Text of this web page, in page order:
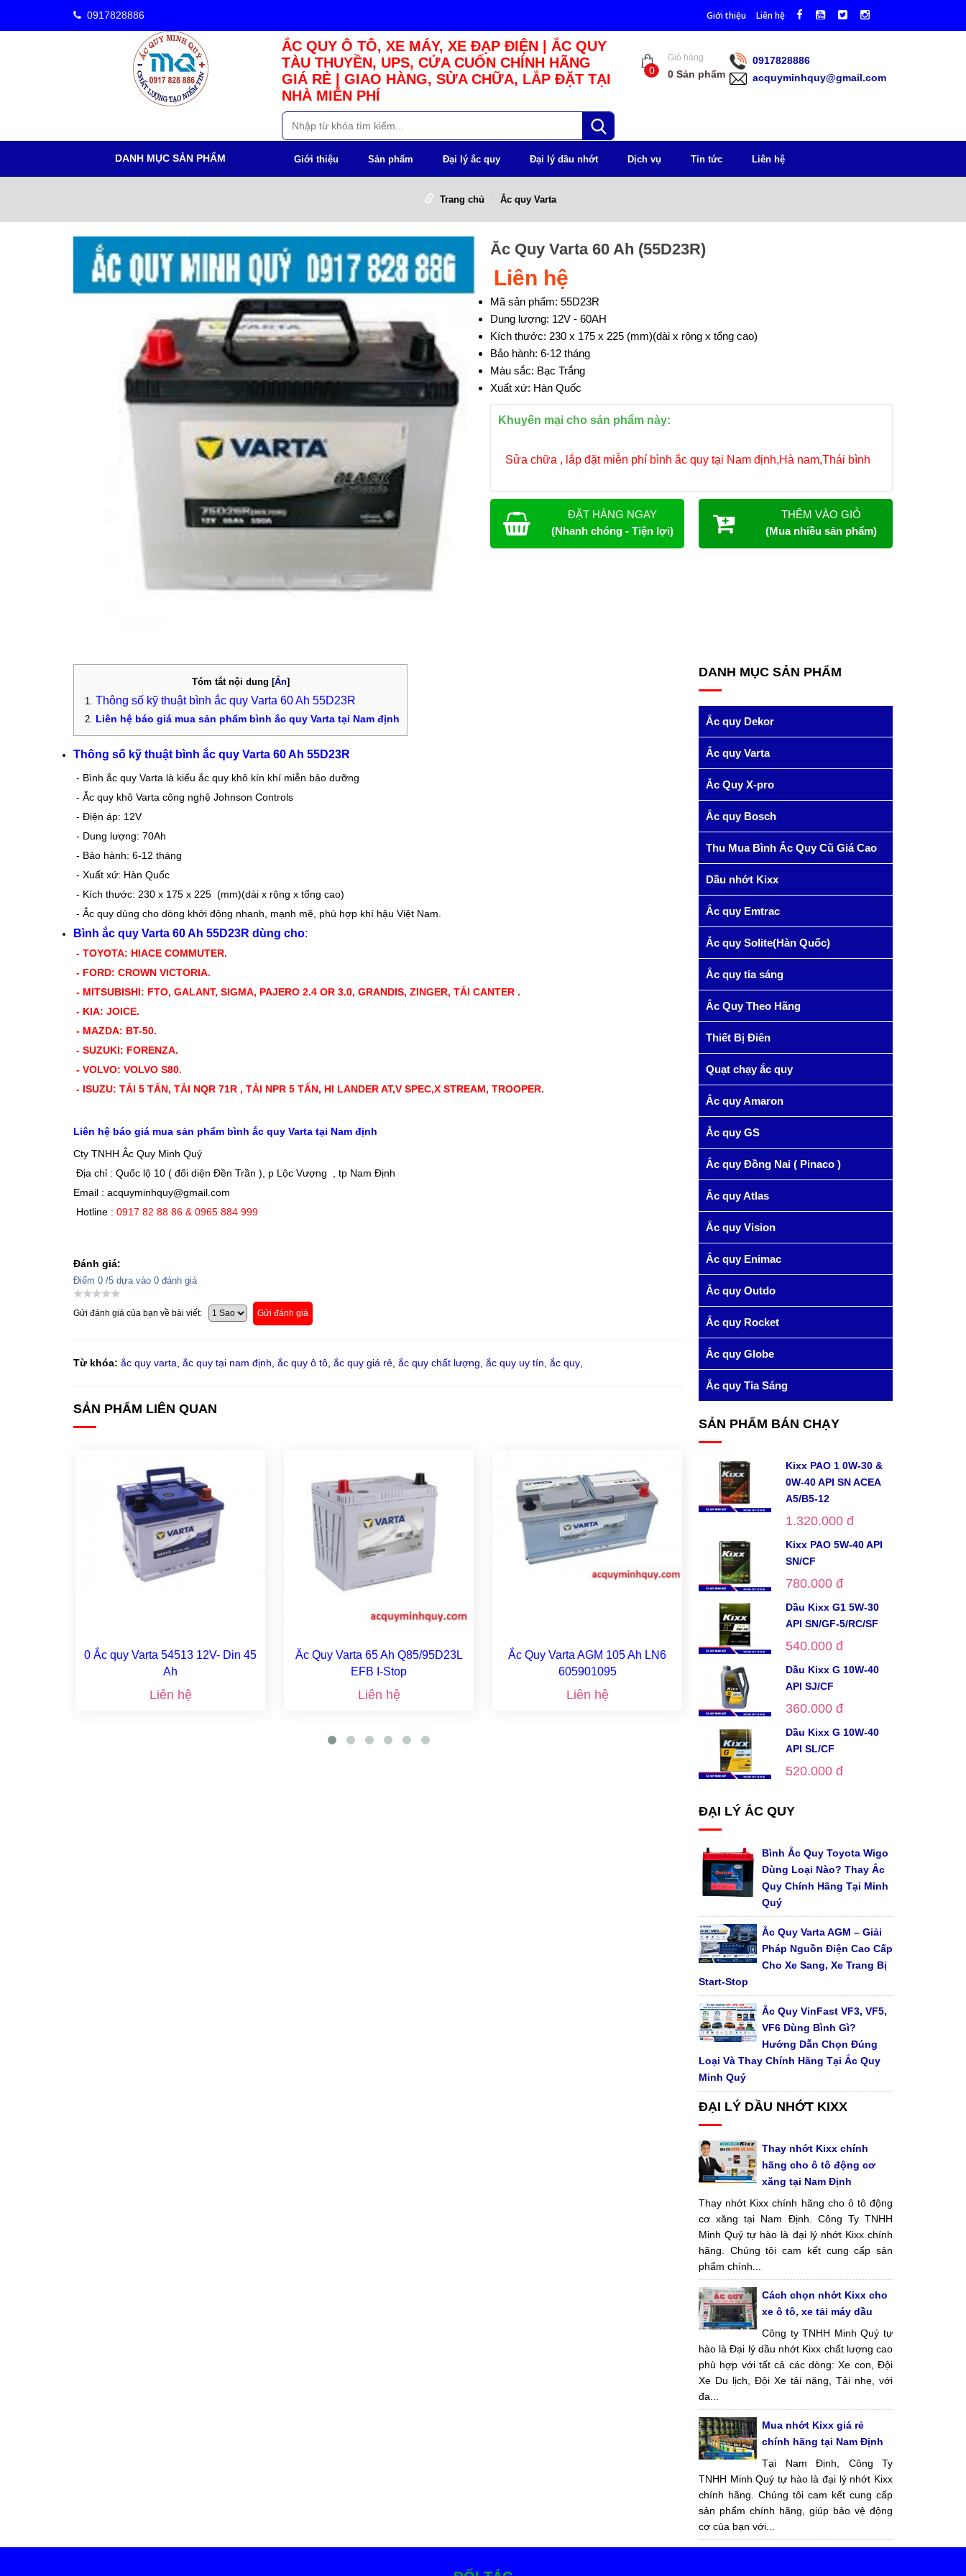
0917828886 Giới thiệu Liên hệ
ẮC QUY Ô TÔ, XE MÁY, XE ĐẠP ĐIỆN | ẮC QUY
TÀU THUYỀN, UPS, CỬA CUỐN CHÍNH HÃNG
GIÁ RẺ | GIAO HÀNG, SỬA CHỮA, LẮP ĐẶT TẠI
NHÀ MIỄN PHÍ
0
Giỏ hàng
0Sản phẩm
0917828886
acquyminhquy@gmail.com
DANH MỤC SẢN PHẨM Giới thiệu Sản phẩm Đại lý ắc quy Đại lý dầu nhớt Dịch vụ Tin tức Liên hệ
Trang chủ Ắc quy Varta
Ăc Quy Varta 60 Ah (55D23R)
Liên hệ
Mã sản phẩm: 55D23R
Dung lượng: 12V - 60AH
Kích thước: 230 x 175 x 225 (mm)(dài x rộng x tổng cao)
Bảo hành: 6-12 tháng
Màu sắc: Bạc Trắng
Xuất xứ: Hàn Quốc
Khuyến mại cho sản phẩm này:
Sửa chữa , lắp đặt miễn phí bình ắc quy tại Nam định,Hà nam,Thái bình
ĐẶT HÀNG NGAY
(Nhanh chóng - Tiện lợi)
THÊM VÀO GIỎ
(Mua nhiều sản phẩm)
Tóm tắt nội dung [Ẩn]
Thông số kỹ thuật bình ắc quy Varta 60 Ah 55D23R
Liên hệ báo giá mua sản phẩm bình ắc quy Varta tại Nam định
Thông số kỹ thuật bình ắc quy Varta 60 Ah 55D23R
- Bình ắc quy Varta là kiểu ắc quy khô kín khí miễn bảo dưỡng
- Ắc quy khô Varta công nghệ Johnson Controls
- Điện áp: 12V
- Dung lượng: 70Ah
- Bảo hành: 6-12 tháng
- Xuất xứ: Hàn Quốc
- Kích thước: 230 x 175 x 225 (mm)(dài x rộng x tổng cao)
- Ắc quy dùng cho dòng khởi động nhanh, mạnh mẽ, phù hợp khí hậu Việt Nam.
Bình ắc quy Varta 60 Ah 55D23R dùng cho:
- TOYOTA: HIACE COMMUTER.
- FORD: CROWN VICTORIA.
- MITSUBISHI: FTO, GALANT, SIGMA, PAJERO 2.4 OR 3.0, GRANDIS, ZINGER, TẢI CANTER .
- KIA: JOICE.
- MAZDA: BT-50.
- SUZUKI: FORENZA.
- VOLVO: VOLVO S80.
- ISUZU: TẢI 5 TẤN, TẢI NQR 71R , TẢI NPR 5 TẤN, HI LANDER AT,V SPEC,X STREAM, TROOPER.
Liên hệ báo giá mua sản phẩm bình ắc quy Varta tại Nam định
Cty TNHH Ắc Quy Minh Quý
Địa chỉ : Quốc lộ 10 ( đối diện Đền Trần ), p Lộc Vượng , tp Nam Định
Email : acquyminhquy@gmail.com
Hotline : 0917 82 88 86 & 0965 884 999
Đánh giá:
Điểm 0 /5 dựa vào 0 đánh giá
Gửi đánh giá của bạn về bài viết: Gửi đánh giá
Từ khóa: ắc quy varta ắc quy tại nam định ắc quy ô tô ắc quy giá rẻ ắc quy chất lượng ắc quy uy tín ắc quy
SẢN PHẨM LIÊN QUAN
0 Ắc quy Varta 54513 12V- Din 45
Ah
Liên hệ
Ăc Quy Varta 65 Ah Q85/95D23L
EFB I-Stop
Liên hệ
Ắc Quy Varta AGM 105 Ah LN6
605901095
Liên hệ
Ắc Quy Varta AGM 95 Ah LN5
595901085
DANH MỤC SẢN PHẨM
Ắc quy Dekor
Ắc quy Varta
Ắc Quy X-pro
Ắc quy Bosch
Thu Mua Bình Ắc Quy Cũ Giá Cao
Dầu nhớt Kixx
Ắc quy Emtrac
Ắc quy Solite(Hàn Quốc)
Ắc quy tia sáng
Ắc Quy Theo Hãng
Thiết Bị Điên
Quạt chạy ắc quy
Ắc quy Amaron
Ắc quy GS
Ắc quy Đồng Nai ( Pinaco )
Ắc quy Atlas
Ắc quy Vision
Ắc quy Enimac
Ắc quy Outdo
Ắc quy Rocket
Ắc quy Globe
Ắc quy Tia Sáng
SẢN PHẨM BÁN CHẠY
Kixx PAO 1 0W-30 &
0W-40 API SN ACEA
A5/B5-12
1.320.000 đ
Kixx PAO 5W-40 API
SN/CF
780.000 đ
Dầu Kixx G1 5W-30
API SN/GF-5/RC/SF
540.000 đ
Dầu Kixx G 10W-40
API SJ/CF
360.000 đ
Dầu Kixx G 10W-40
API SL/CF
520.000 đ
ĐẠI LÝ ẮC QUY
Bình Ắc Quy Toyota Wigo
Dùng Loại Nào? Thay Ắc
Quy Chính Hãng Tại Minh
Quý
Ắc Quy Varta AGM – Giải
Pháp Nguồn Điện Cao Cấp
Cho Xe Sang, Xe Trang Bị
Start-Stop
Ắc Quy VinFast VF3, VF5,
VF6 Dùng Bình Gì?
Hướng Dẫn Chọn Đúng
Loại Và Thay Chính Hãng Tại Ắc Quy
Minh Quý
ĐẠI LÝ DẦU NHỚT KIXX
Thay nhớt Kixx chính
hãng cho ô tô động cơ
xăng tại Nam Định
Thay nhớt Kixx chính hãng cho ô tô động
cơ xăng tại Nam Định. Công Ty TNHH
Minh Quý tự hào là đại lý nhớt Kixx chính
hãng. Chúng tôi cam kết cung cấp sản
phẩm chính...
Cách chọn nhớt Kixx cho
xe ô tô, xe tải máy dầu
Công ty TNHH Minh Quý tự
hào là Đại lý dầu nhớt Kixx chất lượng cao
phù hợp với tất cả các dòng: Xe con, Đội
Xe Du lịch, Đội Xe tải nặng, Tải nhẹ, với
đa...
Mua nhớt Kixx giá rẻ
chính hãng tại Nam Định
Tại Nam Định, Công Ty
TNHH Minh Quý tự hào là đại lý nhớt Kixx
chính hãng. Chúng tôi cam kết cung cấp
sản phẩm chính hãng, giúp bảo vệ động
cơ của bạn với...